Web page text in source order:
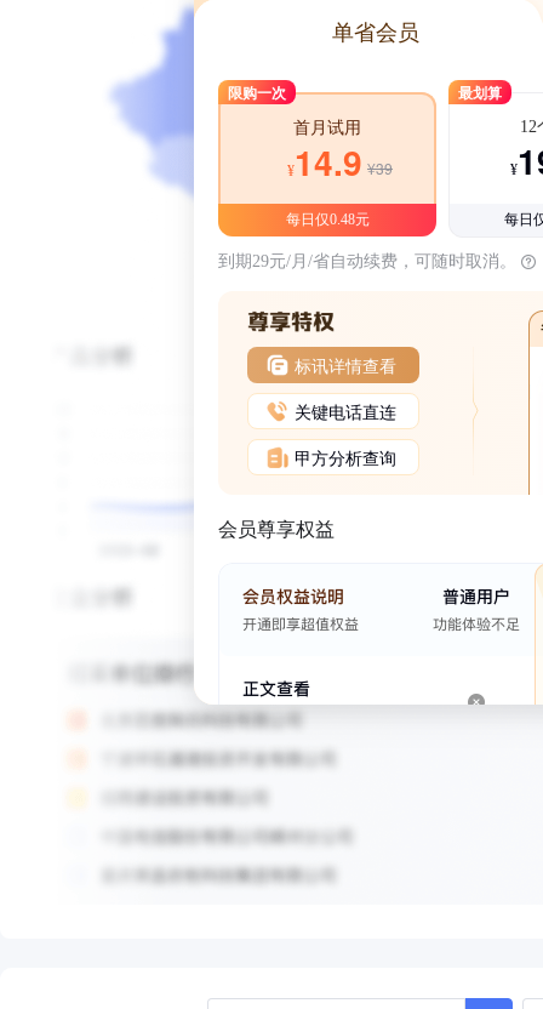
单省会员
限购一次
首月试用
¥14.9 ¥39
每日仅0.48元
最划算
12
¥
每日
到期29元/月/省自动续费，可随时取消。
标讯详情查看
关键电话直连
甲方分析查询
会员尊享权益